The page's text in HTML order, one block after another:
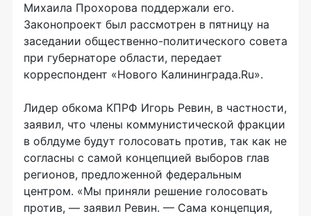
Михаила Прохорова поддержали его.
Законопроект был рассмотрен в пятницу на
заседании общественно-политического совета
при губернаторе области, передает
корреспондент «Нового Калининграда.Ru».
Лидер обкома КПРФ Игорь Ревин, в частности,
заявил, что члены коммунистической фракции
в облдуме будут голосовать против, так как не
согласны с самой концепцией выборов глав
регионов, предложенной федеральным
центром. «Мы приняли решение голосовать
против, — заявил Ревин. — Сама концепция,